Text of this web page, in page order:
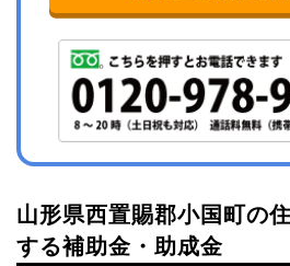
山形県西置賜郡小国町の
する補助金・助成金